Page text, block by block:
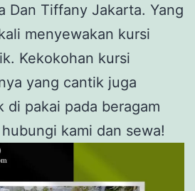
Dan Tiffany Jakarta. Yang
menyewakan kursi
Kekokohan kursi
yang cantik juga
di pakai pada beragam
kami dan sewa!